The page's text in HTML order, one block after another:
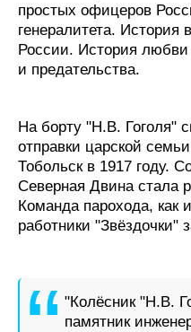
простых офицеров
генералитета. История
России. История любви
и предательства.
На борту "Н.В. Гоголя"
отправки царской
Тобольск в 1917 году.
Северная Двина стала
Команда парохода, как
работники "Звёздочки"
"Колёсник "Н.В.
памятник